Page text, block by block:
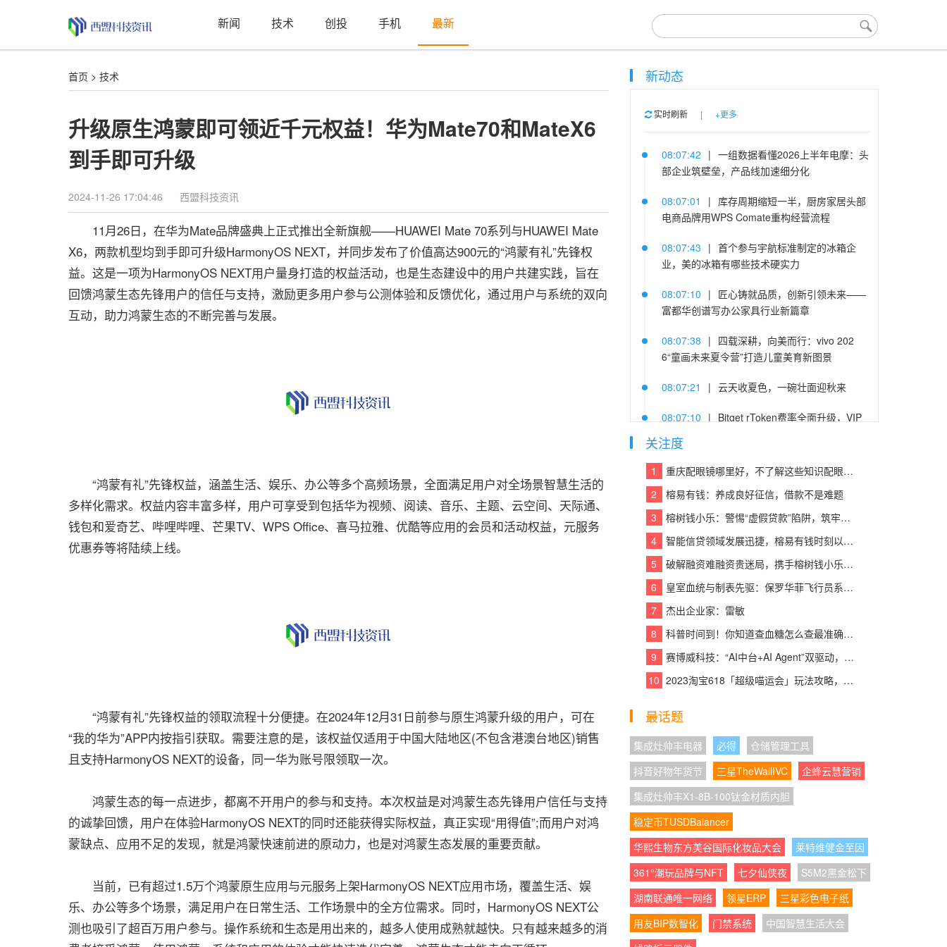
新闻 技术 创投 手机 最新
首页 > 技术
升级原生鸿蒙即可领近千元权益！华为Mate70和MateX6
到手即可升级
2024-11-26 17:04:46 西盟科技资讯
11月26日，在华为Mate品牌盛典上正式推出全新旗舰——HUAWEI Mate 70系列与HUAWEI Mate
X6，两款机型均到手即可升级HarmonyOS NEXT，并同步发布了价值高达900元的“鸿蒙有礼”先锋权
益。这是一项为HarmonyOS NEXT用户量身打造的权益活动，也是生态建设中的用户共建实践，旨在
回馈鸿蒙生态先锋用户的信任与支持，激励更多用户参与公测体验和反馈优化，通过用户与系统的双向
互动，助力鸿蒙生态的不断完善与发展。
“鸿蒙有礼”先锋权益，涵盖生活、娱乐、办公等多个高频场景，全面满足用户对全场景智慧生活的
多样化需求。权益内容丰富多样，用户可享受到包括华为视频、阅读、音乐、主题、云空间、天际通、
钱包和爱奇艺、哔哩哔哩、芒果TV、WPS Office、喜马拉雅、优酷等应用的会员和活动权益，元服务
优惠券等将陆续上线。
“鸿蒙有礼”先锋权益的领取流程十分便捷。在2024年12月31日前参与原生鸿蒙升级的用户，可在
“我的华为”APP内按指引获取。需要注意的是，该权益仅适用于中国大陆地区(不包含港澳台地区)销售
且支持HarmonyOS NEXT的设备，同一华为账号限领取一次。
鸿蒙生态的每一点进步，都离不开用户的参与和支持。本次权益是对鸿蒙生态先锋用户信任与支持
的诚挚回馈，用户在体验HarmonyOS NEXT的同时还能获得实际权益，真正实现“用得值”;而用户对鸿
蒙缺点、应用不足的发现，就是鸿蒙快速前进的原动力，也是对鸿蒙生态发展的重要贡献。
当前，已有超过1.5万个鸿蒙原生应用与元服务上架HarmonyOS NEXT应用市场，覆盖生活、娱
乐、办公等多个场景，满足用户在日常生活、工作场景中的全方位需求。同时，HarmonyOS NEXT公
测也吸引了超百万用户参与。操作系统和生态是用出来的，越多人使用成熟就越快。只有越来越多的消
新动态
实时刷新 | +更多
08:07:42 | 一组数据看懂2026上半年电摩：头
部企业筑壁垒，产品线加速细分化
08:07:01 | 库存周期缩短一半，厨房家居头部
电商品牌用WPS Comate重构经营流程
08:07:43 | 首个参与宇航标准制定的冰箱企
业，美的冰箱有哪些技术硬实力
08:07:10 | 匠心铸就品质，创新引领未来——
富都华创谱写办公家具行业新篇章
08:07:38 | 四载深耕，向美而行：vivo 202
6“童画未来夏令营”打造儿童美育新图景
08:07:21 | 云天收夏色，一碗壮面迎秋来
08:07:10 | Bitget rToken费率全面升级，VIP
及PRO用户可享受阶梯费率及手续费折扣
08:07:14 | 杨隐峰入选“2026浙商青年榜样”，
泛嘉数智创新引领企业服务升级
08:07:06 |
萤石携手北京字节跳动公益基金
会、火山引擎，以AI之眼点亮“少年奇遇季”暑期
公益研学
08:07:40 | 深化“一带一路”交流合作，六国慢
病防控代表团到访甘李药业
08:07:51 | 鲁大师7月新机性能/流畅/AI榜：viv
o夺性能、流畅双第一
08:07:40 | 联名“显化女王”刘晓庆，奈雪这杯
“财神奶”刷屏了
08:07:56
08:07:05
宏祚新能源工商业分布式光伏机构
间REITs在上交所正式设立，银行理财资金批量
入场
08:07:07 | 破除"安全港"幻觉，看清企业AI应
用的内生风险与防护之道
08:07:34 | AOC以“天生色准”进阶专业创作显
示，为创作者重建视觉信任
08:07:47 | AOC K27U3创作设计旗舰显示器
以精准视界助力创作者突破想象边界
关注度
1
重庆配眼镜哪里好，不了解这些知识配眼镜会被坑！
2
榕易有钱：养成良好征信，借款不是难题
3
榕树钱小乐：警惕“虚假贷款”陷阱，筑牢反诈“防火墙”
4
智能信贷领域发展迅捷，榕易有钱时刻以客户为中心，回报每一份信任
5
破解融资难融资贵迷局，携手榕树钱小乐，让贷款成功触手可及
6
皇室血统与制表先驱：保罗华菲飞行员系列与百达翡丽Calatrava的百年对话
7
杰出企业家：雷敏
8
科普时间到！你知道查血糖怎么查最准确吗？
9
赛博威科技：“AI中台+AI Agent”双驱动，【CYBER AI】智赋打造企业级AI大脑
10 2023淘宝618「超级喵运会」玩法攻略，领喵币升级猫猫瓜分5亿，附618红包口
最话题
集成灶帅丰电器 必得
仓储管理工具
抖音好物年货节
三星TheWallIVC
企蜂云慧营销
集成灶帅丰X1-8B-100钛金材质内胆
稳定币TUSDBalancer
华熙生物东方美谷国际化妆品大会
莱特维健金至因
361°潮玩品牌与NFT
七夕仙侠夜
S5M2黑金松下
湖南联通唯一网络
领星ERP
三星彩色电子纸
用友BIP数智化
门禁系统
中国智慧生活大会